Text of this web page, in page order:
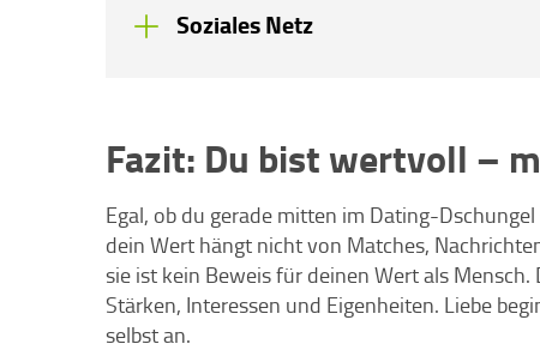
Soziales Netz
Fazit: Du bist wertvoll –
Egal, ob du gerade mitten im Dating-
dein Wert hängt nicht von Matches,
sie ist kein Beweis für deinen Wert als
Stärken, Interessen und Eigenheiten. Liebe
selbst an.